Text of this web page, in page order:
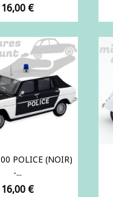
Prix
16,00 €
POLICE (NOIR)
-...
Prix
16,00 €